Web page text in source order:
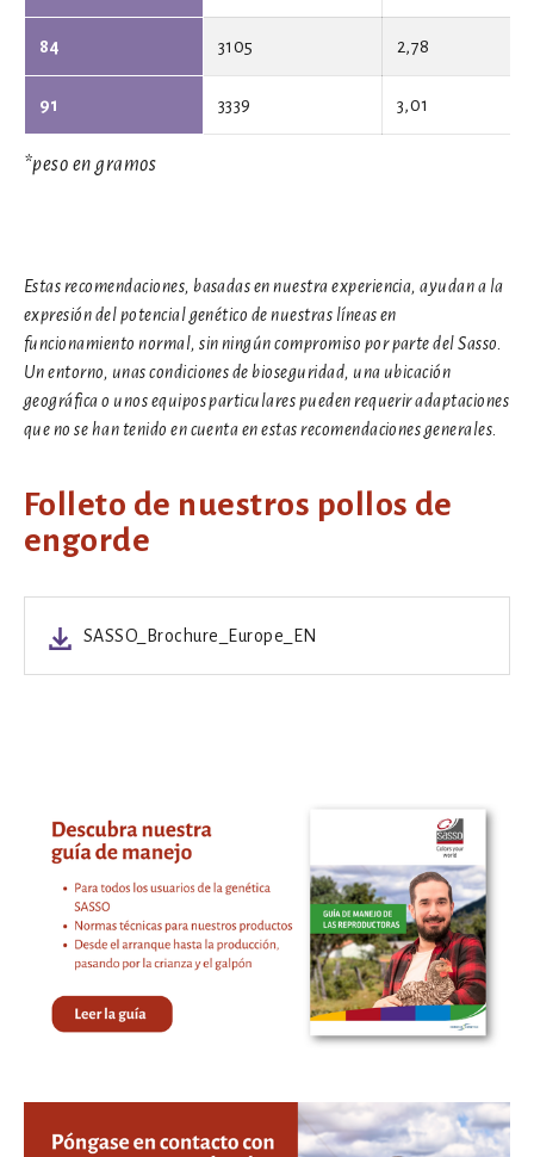
84 3105 2,78
91 3339 3,01
*peso en gramos
Estas recomendaciones, basadas en nuestra experiencia, ayudan a la
expresión del potencial genético de nuestras líneas en
funcionamiento normal, sin ningún compromiso por parte del Sasso.
Un entorno, unas condiciones de bioseguridad, una ubicación
geográfica o unos equipos particulares pueden requerir adaptaciones
que no se han tenido en cuenta en estas recomendaciones generales.
Folleto de nuestros pollos de
engorde
SASSO_Brochure_Europe_EN